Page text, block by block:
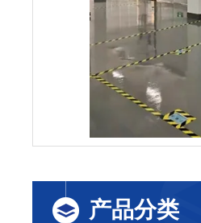
产品分类